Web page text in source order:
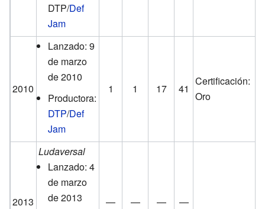
DTP/Def
Jam
2010
Lanzado: 9
de marzo
de 2010
Productora:
DTP/Def
Jam
1 1 17 41
Certificación:
Oro
2013
Ludaversal
Lanzado: 4
de marzo
de 2013
— — — —